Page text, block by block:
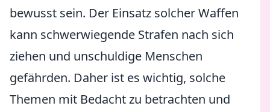
bewusst sein. Der Einsatz solcher Waffen
kann schwerwiegende Strafen nach sich
ziehen und unschuldige Menschen
gefährden. Daher ist es wichtig, solche
Themen mit Bedacht zu betrachten und